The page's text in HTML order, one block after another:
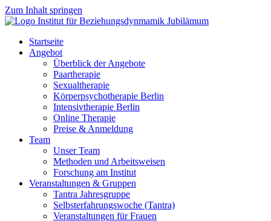
Zum Inhalt springen
Startseite
Angebot
Überblick der Angebote
Paartherapie
Sexualtherapie
Körperpsychotherapie Berlin
Intensivtherapie Berlin
Online Therapie
Preise & Anmeldung
Team
Unser Team
Methoden und Arbeitsweisen
Forschung am Institut
Veranstaltungen & Gruppen
Tantra Jahresgruppe
Selbsterfahrungswoche (Tantra)
Veranstaltungen für Frauen